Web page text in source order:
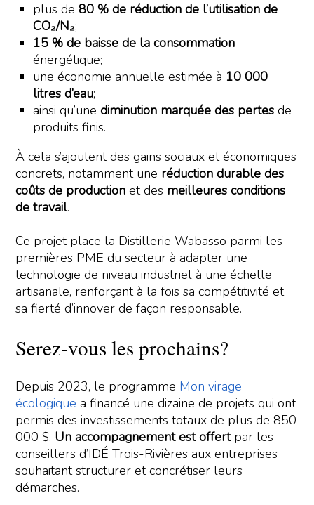
plus de80 % de réduction de l’utilisation de
CO₂/N₂;
15 % de baisse de la consommation
énergétique;
une économie annuelle estimée à 10 000
litres d’eau;
ainsi qu’unediminution marquée des pertes de
produits finis.
À cela s’ajoutent des gains sociaux et économiques
concrets, notamment une réduction durable des
coûts de production et des meilleures conditions
de travail.
Ce projet place la Distillerie Wabasso parmi les
premières PME du secteur à adapter une
technologie de niveau industriel à une échelle
artisanale, renforçant à la fois sa compétitivité et
sa fierté d’innover de façon responsable.
Serez-vous les prochains?
Depuis 2023, le programme Mon virage
écologique a financé une dizaine de projets qui ont
permis des investissements totaux de plus de 850
000 $. Un accompagnement est offertpar les
conseillers d’IDÉ Trois-Rivières aux entreprises
souhaitant structurer et concrétiser leurs
démarches.